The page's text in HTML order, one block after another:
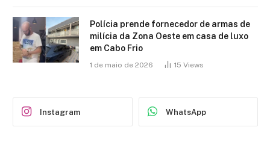
Polícia prende fornecedor de armas de
milícia da Zona Oeste em casa de luxo
em Cabo Frio
1 de maio de 2026 15 Views
Instagram WhatsApp